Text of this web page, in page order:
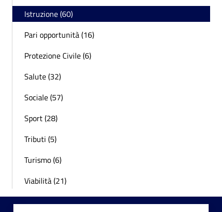
Istruzione (60)
Pari opportunità (16)
Protezione Civile (6)
Salute (32)
Sociale (57)
Sport (28)
Tributi (5)
Turismo (6)
Viabilità (21)